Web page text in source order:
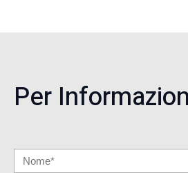
Per